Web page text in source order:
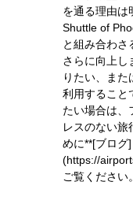
を通る理由は
Shuttle of
と組み合わさ
さらに向上し
りたい、ま
利用すること
たい場合は、
レスのない旅
めに**[ブログ]
(https://
ご覧ください。